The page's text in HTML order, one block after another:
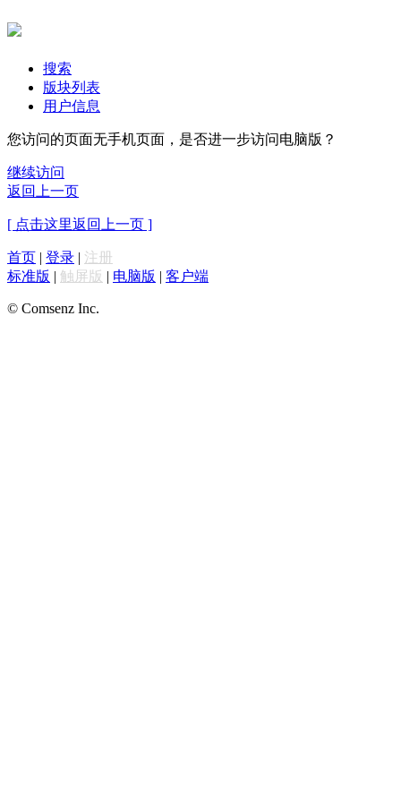
搜索
版块列表
用户信息
您访问的页面无手机页面，是否进一步访问电脑版？
继续访问
返回上一页
[ 点击这里返回上一页 ]
首页 | 登录 | 注册
标准版 | 触屏版 | 电脑版 | 客户端
© Comsenz Inc.